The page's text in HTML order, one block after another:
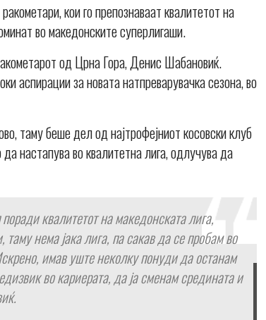
кои го препознаваат квалитетот на
во македонските суперлигаши.
од Црна Гора, Денис Шабановиќ.
аспирации за новата натпреварувачка сезона, во
таму беше дел од најтрофејниот косовски клуб
настапува во квалитетна лига, одлучува да
квалитетот на македонската лига,
нема јака лига, па сакав да се пробам во
имав уште неколку понуди да останам
во кариерата, да ја сменам средината и